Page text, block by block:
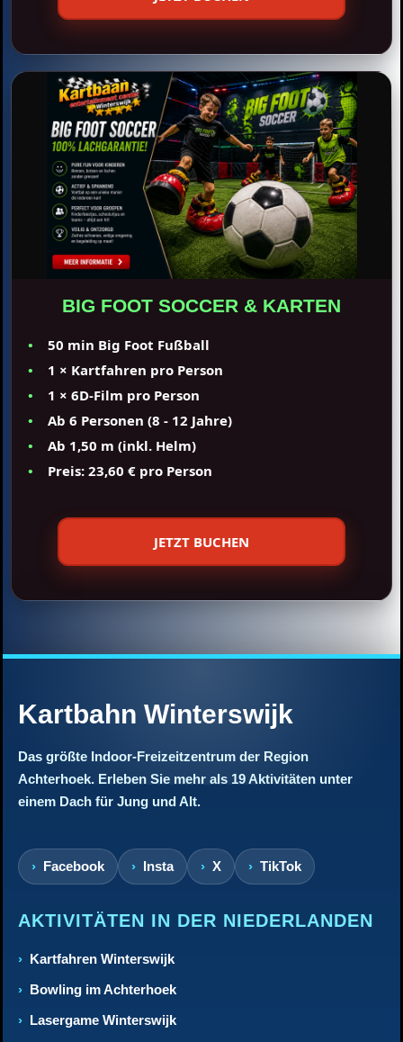
BIG FOOT SOCCER & KARTEN
50 min Big Foot Fußball
1 × Kartfahren pro Person
1 × 6D-Film pro Person
Ab 6 Personen (8 - 12 Jahre)
Ab 1,50 m (inkl. Helm)
Preis: 23,60 € pro Person
JETZT BUCHEN
Kartbahn Winterswijk
Das größte Indoor-Freizeitzentrum der Region
Achterhoek. Erleben Sie mehr als 19 Aktivitäten unter
einem Dach für Jung und Alt.
Facebook Insta X TikTok
AKTIVITÄTEN IN DER NIEDERLANDEN
Kartfahren Winterswijk
Bowling im Achterhoek
Lasergame Winterswijk